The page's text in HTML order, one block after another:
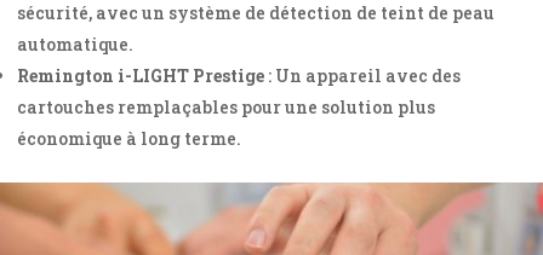
sécurité, avec un système de détection de teint de peau
automatique.
Remington i-LIGHT Prestige : Un appareil avec des
cartouches remplaçables pour une solution plus
économique à long terme.